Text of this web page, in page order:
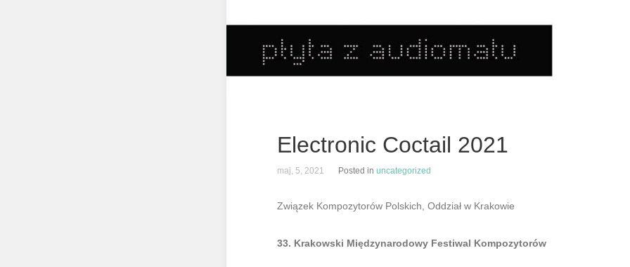
Electronic Coctail 2021
maj, 5, 2021 Posted in uncategorized
Związek Kompozytorów Polskich, Oddział w Krakowie
33. Krakowski Międzynarodowy Festiwal Kompozytorów